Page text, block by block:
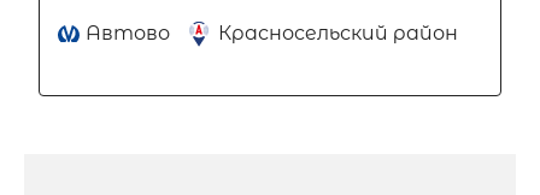
Автово Красносельский район